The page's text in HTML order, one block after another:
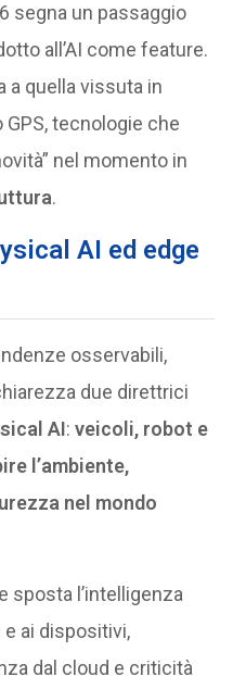
segna un passaggio
all’AI come feature.
a quella vissuta in
tecnologie che
nel momento in
.
AI ed edge
osservabili,
due direttrici
AI:veicoli, robot e
l’ambiente,
nel mondo
sposta l’intelligenza
e ai dispositivi,
dal cloud e criticità